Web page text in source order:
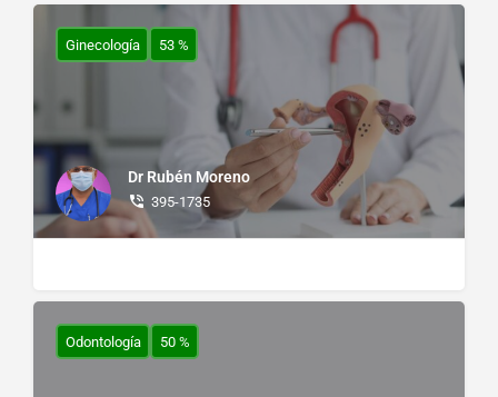
Dr Rubén Moreno
395-1735
Ginecología 53 %
Odontología 50 %